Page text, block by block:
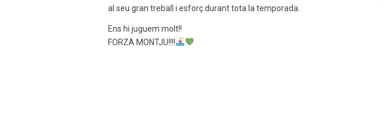
al seu gran treball i esforç durant tota la temporada.
Ens hi juguem molt!!
FORZA MONTJU!!!!